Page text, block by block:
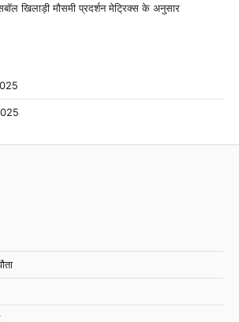
खिलाड़ी मौसमी प्रदर्शन मेट्रिक्स के अनुसार